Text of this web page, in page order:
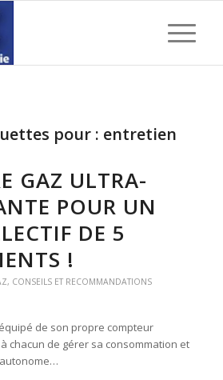
pour : entretien
GAZ ULTRA-
POUR UN
DE 5
!
, CONSEILS ET RECOMMANDATIONS
de son propre compteur
chacun de gérer sa consommation et